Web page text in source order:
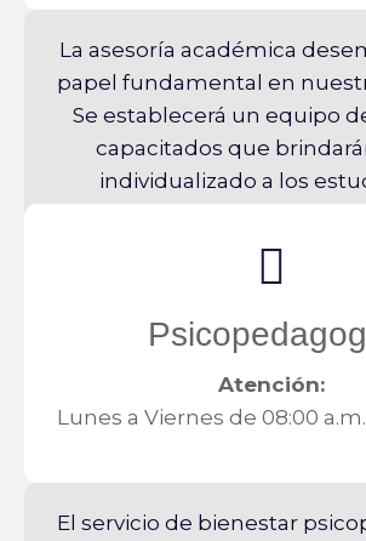
La asesoría académica
papel fundamental en
Se establecerá un equipo
capacitados que
individualizado a los
académicas y diseñando
específicas para
Atención:
Lunes a Viernes de 08:00 a.m.
El servicio de bienestar